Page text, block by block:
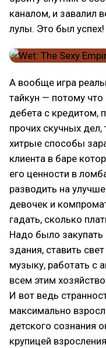
каналом, и завалил
лулы. Это был успех!
А вообще игра
тайкун — потому
дебета с кредитом,
прочих скучных
хитрые способы
клиента в баре
его ценности в
разводить на
девочек и
гадать, сколько
Надо было закупать
здания, ставить
музыку, работать с
всем этим
И вот ведь
максимально
детского сознания
крупицей